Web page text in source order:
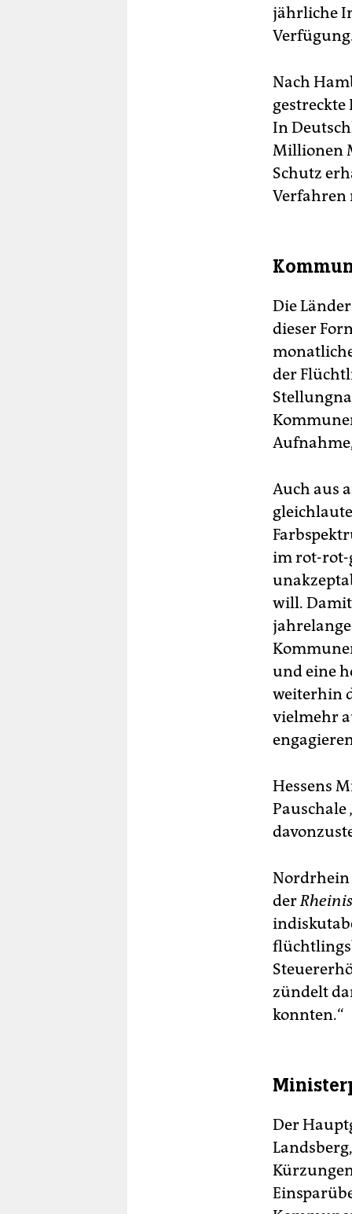
jährliche
Nach
In
Millionen
Schutz
Verfahren
Die
dieser
der
Auch aus
im rot-rot-
will.
und eine
weiterhin
vielmehr
Hessens
Pauschale
Nordrhein
der
zündelt
konnten.“
Der